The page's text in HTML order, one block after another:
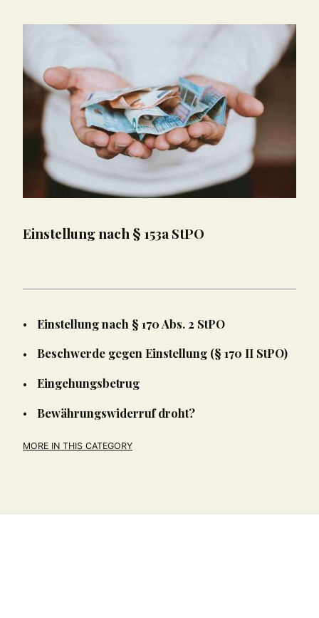
Einstellung nach § 153a StPO
Einstellung nach § 170 Abs. 2 StPO
Beschwerde gegen Einstellung (§ 170 II StPO)
Eingehungsbetrug
Bewährungswiderruf droht?
MORE IN THIS CATEGORY